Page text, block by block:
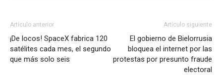
Artículo anterior
¡De locos! SpaceX fabrica 120
satélites cada mes, el segundo
que más solo seis
Artículo siguiente
El gobierno de Bielorrusia
bloquea el internet por las
protestas por presunto fraude
electoral